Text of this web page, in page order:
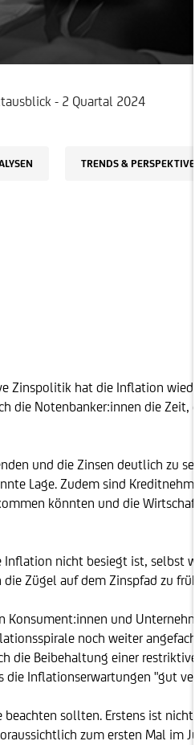
service Income statement
- 2 Quartal 2024
TRENDS &
Zinspolitik hat die Inflation
Notenbanker:innen die Zeit,
und die Zinsen deutlich zu
Lage. Zudem sind
könnten und die
nicht besiegt ist, selbst
Zügel auf dem Zinspfad zu
und
noch weiter
die Beibehaltung einer
Inflationserwartungen "gut
sollten. Erstens ist nicht
zum ersten Mal im